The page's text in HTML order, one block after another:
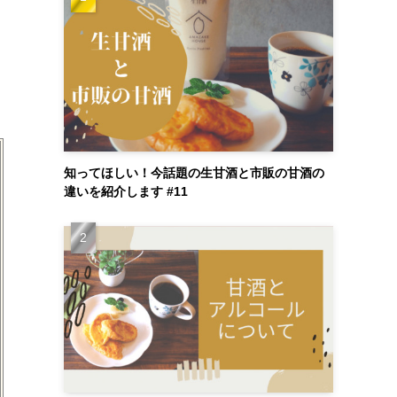
知ってほしい！今話題の生甘酒と市販の甘酒の
違いを紹介します #11